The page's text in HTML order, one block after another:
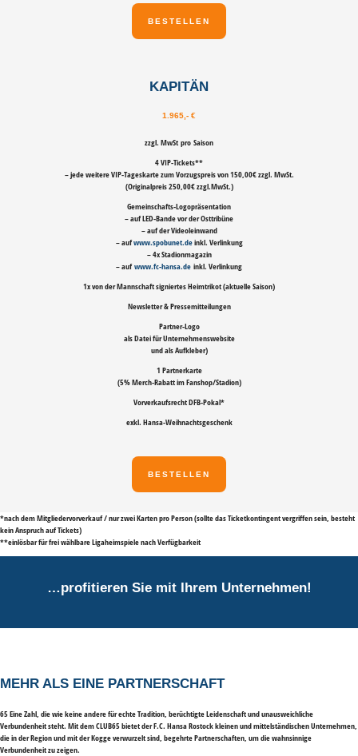
BESTELLEN
KAPITÄN
1.965,- €
zzgl. MwSt pro Saison
4 VIP-Tickets**
– jede weitere VIP-Tageskarte zum Vorzugspreis von 150,00€ zzgl. MwSt.
(Originalpreis 250,00€ zzgl.MwSt.)
Gemeinschafts-Logopräsentation
– auf LED-Bande vor der Osttribüne
– auf der Videoleinwand
– aufwww.spobunet.deinkl. Verlinkung
– 4x Stadionmagazin
– aufwww.fc-hansa.de inkl. Verlinkung
1x von der Mannschaft signiertes Heimtrikot (aktuelle Saison)
Newsletter & Pressemitteilungen
Partner-Logo
als Datei für Unternehmenswebsite
und als Aufkleber)
1 Partnerkarte
(5% Merch-Rabatt im Fanshop/Stadion)
Vorverkaufsrecht DFB-Pokal*
exkl. Hansa-Weihnachtsgeschenk
BESTELLEN
*nach dem Mitgliedervorverkauf / nur zwei Karten pro Person (sollte das Ticketkontingent vergriffen sein, besteht
kein Anspruch auf Tickets)
**einlösbar für frei wählbare Ligaheimspiele nach Verfügbarkeit
…profitieren Sie mit Ihrem Unternehmen!
MEHR ALS EINE PARTNERSCHAFT
65 Eine Zahl, die wie keine andere für echte Tradition, berüchtigte Leidenschaft und unausweichliche
Verbundenheit steht. Mit dem CLUB65 bietet der F.C. Hansa Rostock kleinen und mittelständischen Unternehmen,
die in der Region und mit der Kogge verwurzelt sind, begehrte Partnerschaften, um die wahnsinnige
Verbundenheit zu zeigen.